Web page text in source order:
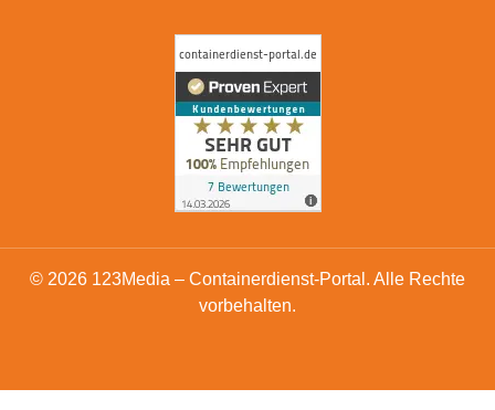
© 2026 123Media – Containerdienst-Portal. Alle Rechte
vorbehalten.